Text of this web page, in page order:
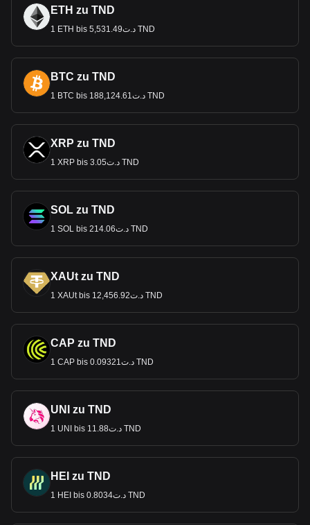
ETH zu TND
1 ETH bis د.ت5,531.49 TND
BTC zu TND
1 BTC bis د.ت188,124.61 TND
XRP zu TND
1 XRP bis د.ت3.05 TND
SOL zu TND
1 SOL bis د.ت214.06 TND
XAUt zu TND
1 XAUt bis د.ت12,456.92 TND
CAP zu TND
1 CAP bis د.ت0.09321 TND
UNI zu TND
1 UNI bis د.ت11.88 TND
HEI zu TND
1 HEI bis د.ت0.8034 TND